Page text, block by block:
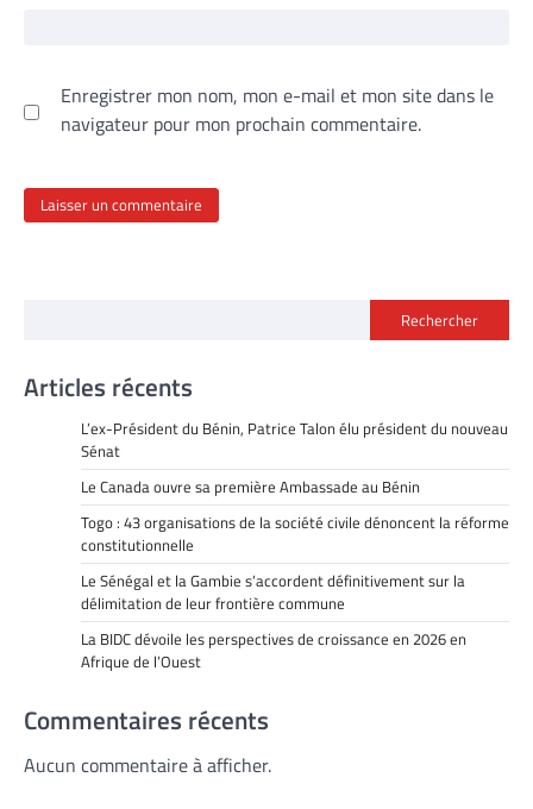
Enregistrer mon nom, mon e-mail et mon site dans le
navigateur pour mon prochain commentaire.
Rechercher
Articles récents
L’ex-Président du Bénin, Patrice Talon élu président du nouveau
Sénat
Le Canada ouvre sa première Ambassade au Bénin
Togo : 43 organisations de la société civile dénoncent la réforme
constitutionnelle
Le Sénégal et la Gambie s’accordent définitivement sur la
délimitation de leur frontière commune
La BIDC dévoile les perspectives de croissance en 2026 en
Afrique de l’Ouest
Commentaires récents
Aucun commentaire à afficher.